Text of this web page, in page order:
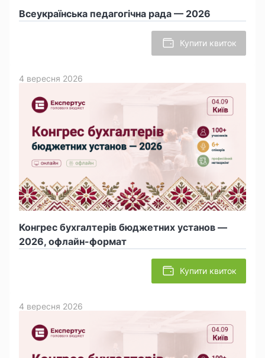
Всеукраїнська педагогічна рада — 2026
Купити квиток
Конгрес бухгалтерів бюджетних установ —
2026, офлайн-формат
4 вересня 2026
Купити квиток
4 вересня 2026